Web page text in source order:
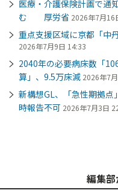
医療・介護保険計画で通
む 厚労省 2026年7月16
重点支援区域に京都「
2026年7月9日 14:33
2040年の必要病床数「
算」、9.5万床減 2026年7
新構想GL、「急性期拠点
時報告不可 2026年7月3日
編集